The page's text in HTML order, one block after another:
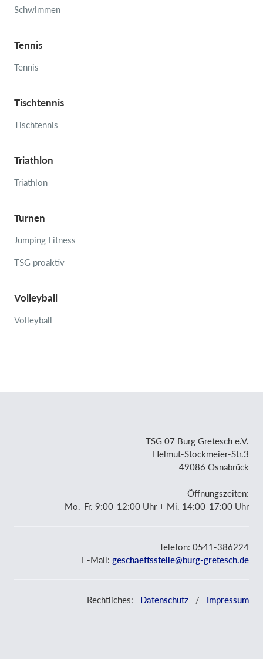
Schwimmen
Tennis
Tennis
Tischtennis
Tischtennis
Triathlon
Triathlon
Turnen
Jumping Fitness
TSG proaktiv
Volleyball
Volleyball
TSG 07 Burg Gretesch e.V.
Helmut-Stockmeier-Str.3
49086 Osnabrück
Öffnungszeiten:
Mo.-Fr. 9:00-12:00 Uhr + Mi. 14:00-17:00 Uhr
Telefon: 0541-386224
E-Mail: geschaeftsstelle@burg-gretesch.de
Rechtliches: Datenschutz / Impressum